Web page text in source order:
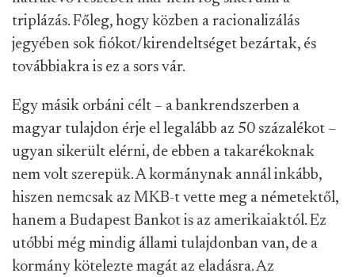
triplázás. Főleg, hogy közben a racionalizálás
jegyében sok fiókot/kirendeltséget bezártak, és
továbbiakra is ez a sors vár.
Egy másik orbáni célt – a bankrendszerben a
magyar tulajdon érje el legalább az 50 százalékot –
ugyan sikerült elérni, de ebben a takarékoknak
nem volt szerepük. A kormánynak annál inkább,
hiszen nemcsak az MKB-t vette meg a németektől,
hanem a Budapest Bankot is az amerikaiaktól. Ez
utóbbi még mindig állami tulajdonban van, de a
kormány kötelezte magát az eladásra. Az